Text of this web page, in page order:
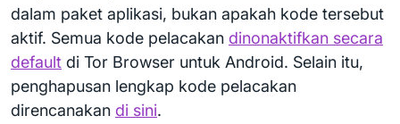
dalam paket aplikasi, bukan apakah kode tersebut
aktif. Semua kode pelacakan dinonaktifkan secara
default di Tor Browser untuk Android. Selain itu,
penghapusan lengkap kode pelacakan
direncanakan di sini.